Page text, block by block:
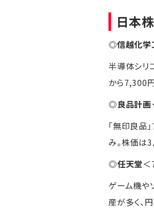
日本株
◎信越化学
半導体シリ
から7,300
◎良品計画
「無印良品
み。株価は
◎任天堂
ゲーム機や
産が多く、